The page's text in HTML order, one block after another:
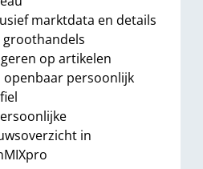
marktdata en details
groothandels
op artikelen
openbaar persoonlijk
in